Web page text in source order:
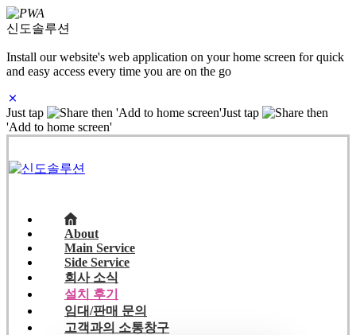
신도솔루션
Install our website's web application on your home screen for quick
and easy access every time you are on the go
Just tap then 'Add to home screen'Just tap
then
'Add to home screen'
About
Main Service
Side Service
회사 소식
설치 후기
임대/판매 문의
고객과의 소통창구